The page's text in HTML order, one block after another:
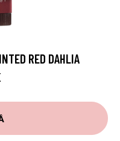
RED DAHLIA